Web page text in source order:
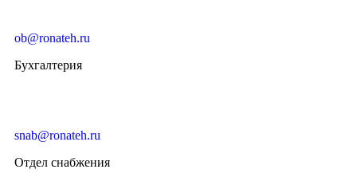
ob@ronateh.ru
Бухгалтерия
snab@ronateh.ru
Отдел снабжения